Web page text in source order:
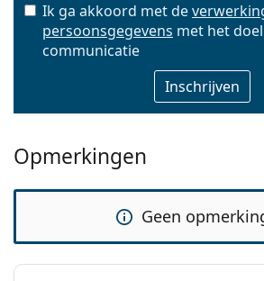
E-mail
Ik ga akkoord met de
persoonsgegevens met het
communicatie
Opmerkingen
Geen